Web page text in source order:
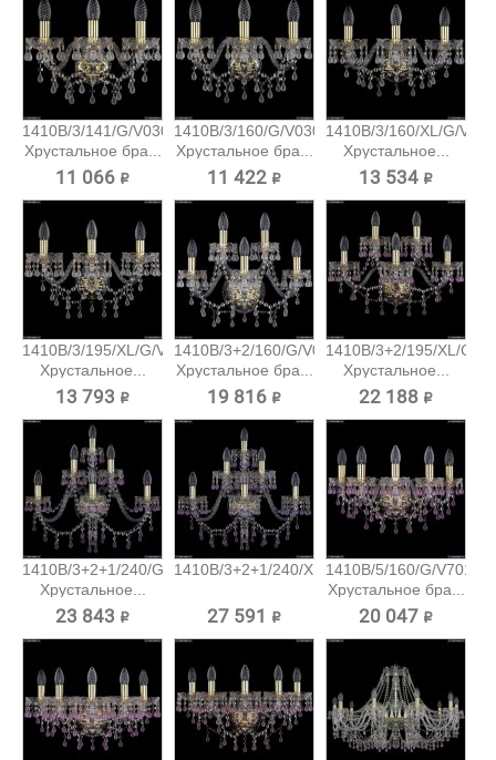
1410B/3/141/G/V0300
Хрустальное бра...
11 066 ₽
1410B/3/160/G/V0300
Хрустальное бра...
11 422 ₽
1410B/3/160/XL/G/
Хрустальное...
13 534 ₽
1410B/3/195/XL/G/V0300
Хрустальное...
13 793 ₽
1410B/3+2/160/G/V0300
Хрустальное бра...
19 816 ₽
1410B/3+2/195/XL/G/
Хрустальное...
22 188 ₽
1410B/3+2+1/240/G/V7010
Хрустальное...
23 843 ₽
1410B/3+2+1/240/XL/G/V7010...
27 591 ₽
1410B/5/160/G/V7010
Хрустальное бра...
20 047 ₽